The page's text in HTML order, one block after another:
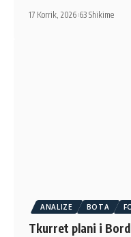
17 Korrik, 2026 63 Shikime
ANALIZE BOTA
Tkurret plani i